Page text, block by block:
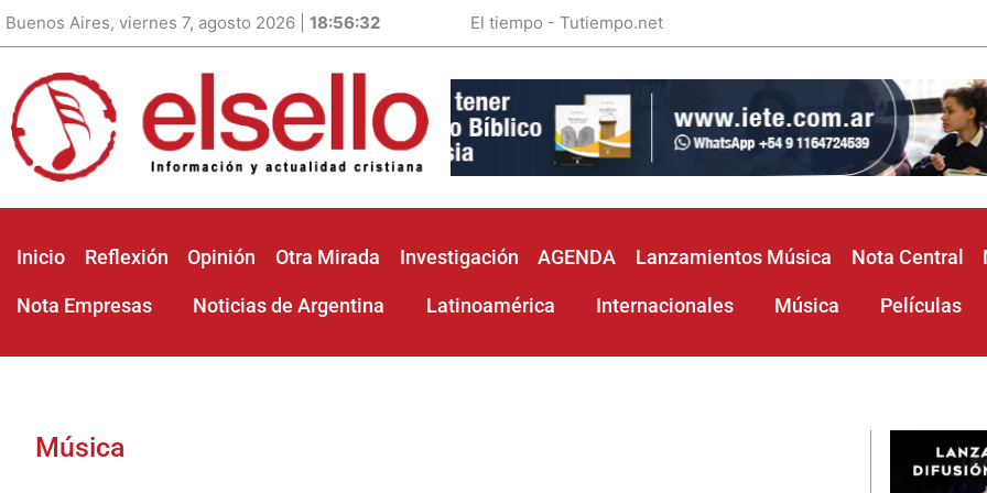
Buenos Aires, viernes 7, agosto 2026 | 18:56:34 El tiempo - Tutiempo.net
Inicio Reflexión Opinión Otra Mirada Investigación AGENDA Lanzamientos Música Nota Central
Nota Empresas Noticias de Argentina Latinoamérica Internacionales Música Películas
Música